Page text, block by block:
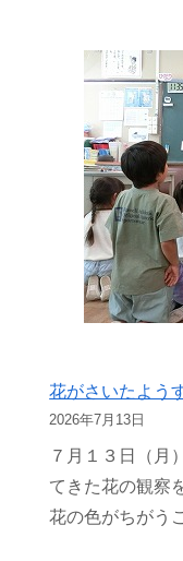
花がさいたよう
2026年7月13日
７月１３日（月
てきた花の観察
花の色がちがう